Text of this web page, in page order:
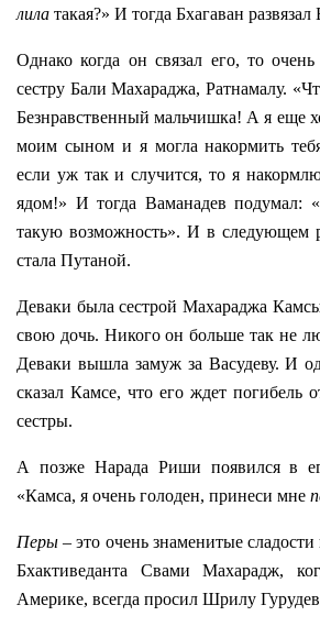
лила такая?» И тогда Бхагаван
Однако когда он связал его, то
сестру Бали Махараджа, Ратнамалу.
Безнравственный мальчишка! А я еще
моим сыном и я могла накормить
если уж так и случится, то я
ядом!» И тогда Ваманадев подумал:
такую возможность». И в следующем
стала Путаной.
Деваки была сестрой Махараджа
свою дочь. Никого он больше так не
Деваки вышла замуж за Васудеву. И
сказал Камсе, что его ждет погибель
сестры.
А позже Нарада Риши появился в
«Камса, я очень голоден, принеси мне
Перы – это очень знаменитые
Бхактиведанта Свами Махарадж,
Америке, всегда просил Шрилу